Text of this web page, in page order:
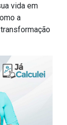
vida em
a